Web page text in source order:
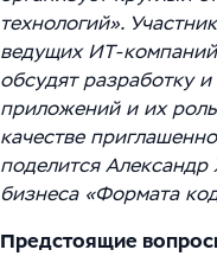
WMS Управление
Системы
Системы
для логистических
комплексов
Импортозамещение
Модели
Блог
Мероприятия
Работа
Юридическая
Main
Warehouse
технологий».
ведущих ИТ-
обсудят разработку
приложений и их
качестве
поделится
бизнеса «Формата
Предстоящие